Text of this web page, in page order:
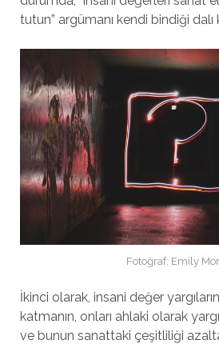
tutun” argümanı kendi bindiği dalı
Fotoğraf: Emily
İkinci olarak, insani değer
katmanın, onları ahlaki olarak
ve bunun sanattaki çeşitliliği